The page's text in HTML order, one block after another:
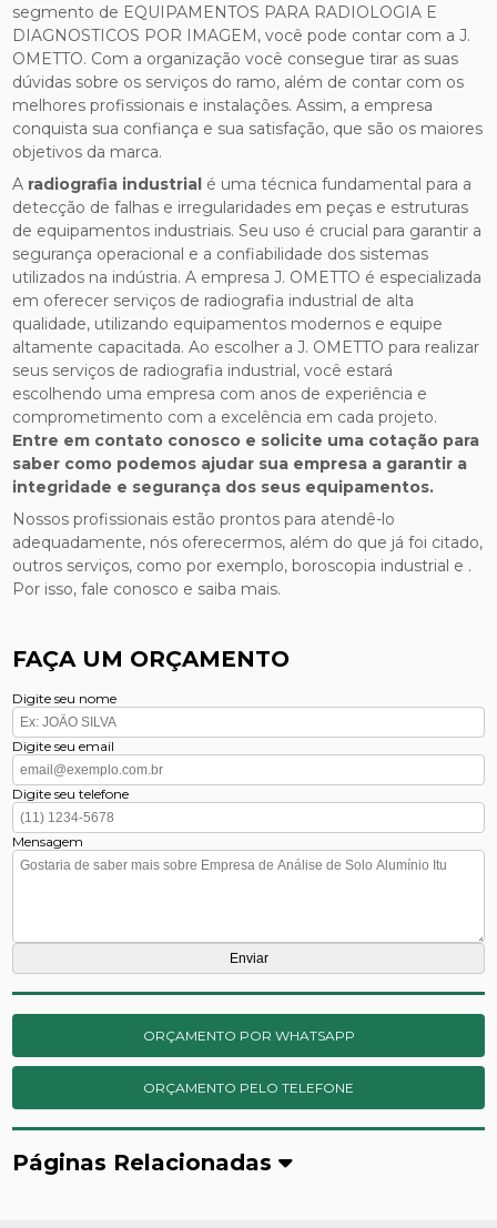
segmento de EQUIPAMENTOS PARA RADIOLOGIA E
DIAGNOSTICOS POR IMAGEM, você pode contar com a J.
OMETTO. Com a organização você consegue tirar as suas
dúvidas sobre os serviços do ramo, além de contar com os
melhores profissionais e instalações. Assim, a empresa
conquista sua confiança e sua satisfação, que são os maiores
objetivos da marca.
A radiografia industrial é uma técnica fundamental para a
detecção de falhas e irregularidades em peças e estruturas
de equipamentos industriais. Seu uso é crucial para garantir a
segurança operacional e a confiabilidade dos sistemas
utilizados na indústria. A empresa J. OMETTO é especializada
em oferecer serviços de radiografia industrial de alta
qualidade, utilizando equipamentos modernos e equipe
altamente capacitada. Ao escolher a J. OMETTO para realizar
seus serviços de radiografia industrial, você estará
escolhendo uma empresa com anos de experiência e
comprometimento com a excelência em cada projeto.
Entre em contato conosco e solicite uma cotação para
saber como podemos ajudar sua empresa a garantir a
integridade e segurança dos seus equipamentos.
Nossos profissionais estão prontos para atendê-lo
adequadamente, nós oferecermos, além do que já foi citado,
outros serviços, como por exemplo, boroscopia industrial e .
Por isso, fale conosco e saiba mais.
FAÇA UM ORÇAMENTO
Digite seu nome
Digite seu email
Digite seu telefone
Mensagem
ORÇAMENTO POR WHATSAPP
ORÇAMENTO PELO TELEFONE
Páginas Relacionadas